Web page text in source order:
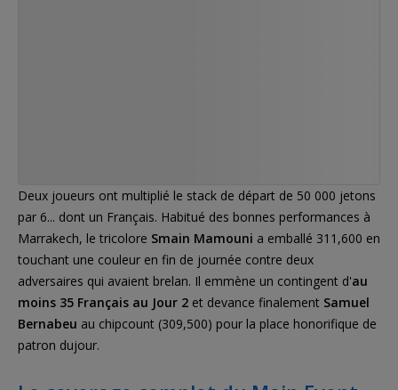
Deux joueurs ont multiplié le stack de départ de 50 000 jetons
par 6... dont un Français. Habitué des bonnes performances à
Marrakech, le tricolore Smain Mamouni a emballé 311,600 en
touchant une couleur en fin de journée contre deux
adversaires qui avaient brelan. Il emmène un contingent d'au
moins 35 Français au Jour 2 et devance finalement Samuel
Bernabeu au chipcount (309,500) pour la place honorifique de
patron dujour.